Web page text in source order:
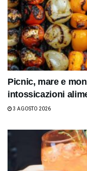
Picnic, mare e
intossicazioni
3 AGOSTO 2026